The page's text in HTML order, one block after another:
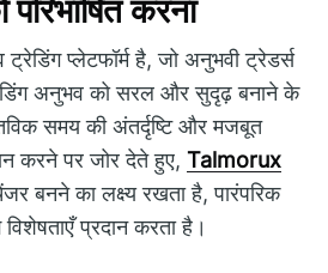
करना
प्लेटफॉर्म है, जो अनुभवी ट्रेडर्स
अनुभव को सरल और सुदृढ़ बनाने के
समय की अंतर्दृष्टि और मजबूत
करने पर जोर देते हुए,Talmorux
बनने का लक्ष्य रखता है, पारंपरिक
प्रदान करता है।